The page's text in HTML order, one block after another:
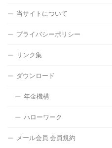
当サイトについて
プライバシーポリシー
リンク集
ダウンロード
年金機構
ハローワーク
メール会員 会員規約